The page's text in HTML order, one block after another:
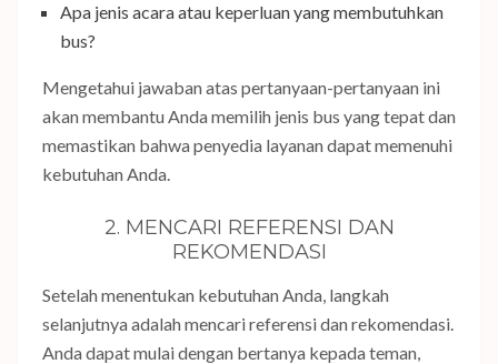
Apa jenis acara atau keperluan yang membutuhkan
bus?
Mengetahui jawaban atas pertanyaan-pertanyaan ini
akan membantu Anda memilih jenis bus yang tepat dan
memastikan bahwa penyedia layanan dapat memenuhi
kebutuhan Anda.
2. MENCARI REFERENSI DAN
REKOMENDASI
Setelah menentukan kebutuhan Anda, langkah
selanjutnya adalah mencari referensi dan rekomendasi.
Anda dapat mulai dengan bertanya kepada teman,